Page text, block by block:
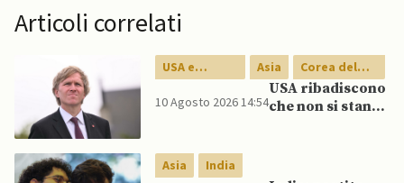
Articoli correlati
USA e
Canada
Asia
Corea del
Sud
10 Agosto 2026 14:54
USA ribadiscono
che non si stanno
nuove
Asia India